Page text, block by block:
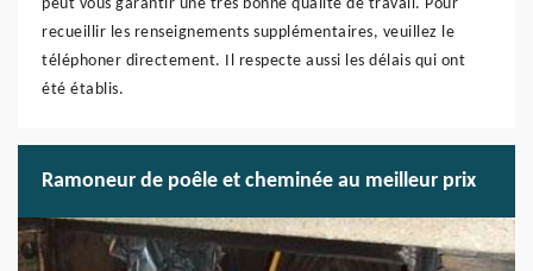
peut vous garantir une très bonne qualité de travail. Pour
recueillir les renseignements supplémentaires, veuillez le
téléphoner directement. Il respecte aussi les délais qui ont
été établis.
Ramoneur de poêle et cheminée au meilleur prix